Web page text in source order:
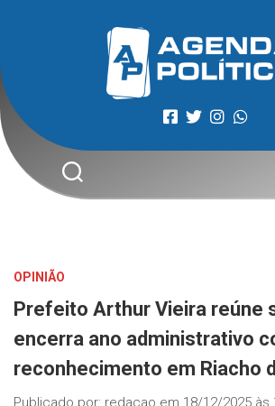
OPINIÃO
Prefeito Arthur Vieira reúne
encerra ano administrativo
reconhecimento em Riacho
Publicado por: redacao em 18/12/2025 às